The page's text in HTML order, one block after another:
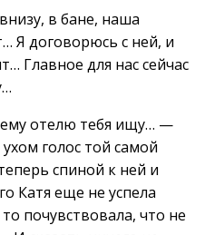
в бане, наша
Я договорюсь с ней, и
Главное для нас сейчас
отелю тебя ищу… —
голос той самой
спиной к ней и
Катя еще не успела
почувствовала, что не